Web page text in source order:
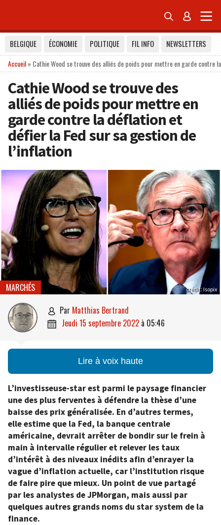
 
BELGIQUE ÉCONOMIE POLITIQUE FIL INFO
NEWSLETTERS
Accueil» Cathie Wood se trouve des alliés de poids pour mettre en garde contre
Cathie Wood se trouve des
alliés de poids pour mettre en
garde contre la déflation et
défier la Fed sur sa gestion de
l’inflation
crédit: Isopix
MARCHÉS
 par Matthias Bertrand
 jeudi 15 septembre 2022 à 05:46
Lire à voix haute
L’investisseuse-star est parmi le paysage financier
une des plus ferventes à défendre la thèse d’une
baisse des prix généralisée. En d’autres termes,
elle estime que la Fed, la banque centrale
américaine, devrait arrêter de bondir sur le frein à
main à intervalle régulier et relever les taux
d’intérêt à des niveaux inédits afin d’enrayer la
vague d’inflation actuelle, car l’institution risque
de faire pire que mieux. Un point de vue partagé
par les analystes de JPMorgan, mais aussi par
quelques autres grands noms du star system de la
finance.